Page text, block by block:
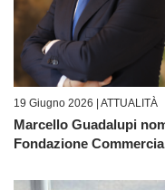
19 Giugno 2026 | ATTUALITÀ
Marcello Guadalupi
Fondazione